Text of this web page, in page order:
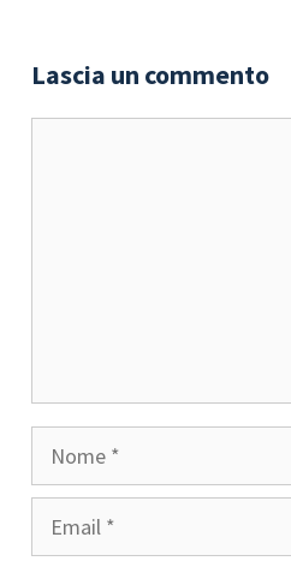
Lascia un commento
Nome
Email